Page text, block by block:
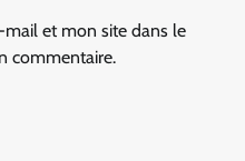
et mon site dans le
commentaire.